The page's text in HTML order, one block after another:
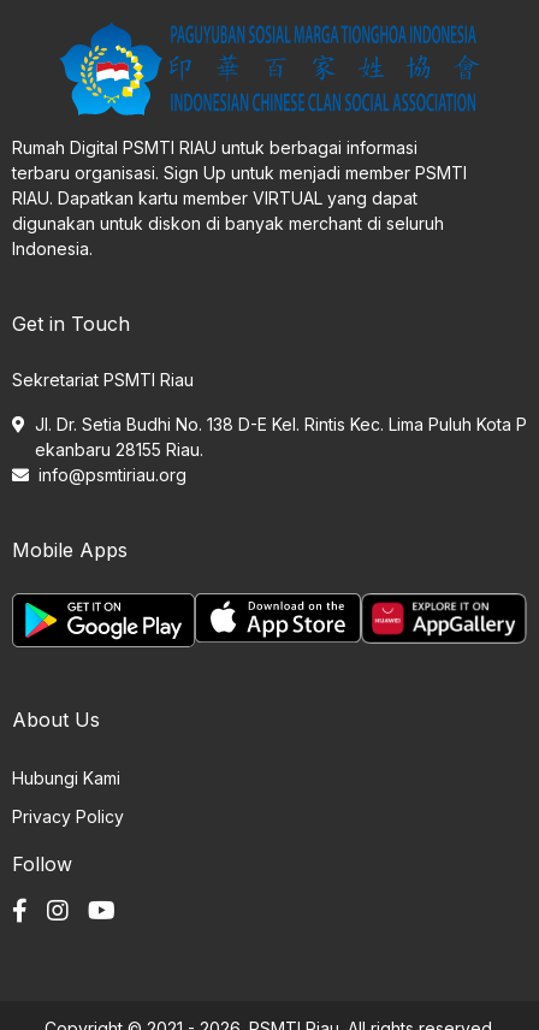
Rumah Digital PSMTI RIAU untuk berbagai informasi
terbaru organisasi. Sign Up untuk menjadi member PSMTI
RIAU. Dapatkan kartu member VIRTUAL yang dapat
digunakan untuk diskon di banyak merchant di seluruh
Indonesia.
Get in Touch
Sekretariat PSMTI Riau
Jl. Dr. Setia Budhi No. 138 D-E Kel. Rintis Kec. Lima Puluh Kota P
ekanbaru 28155 Riau.
info@psmtiriau.org
Mobile Apps
About Us
Hubungi Kami
Privacy Policy
Follow